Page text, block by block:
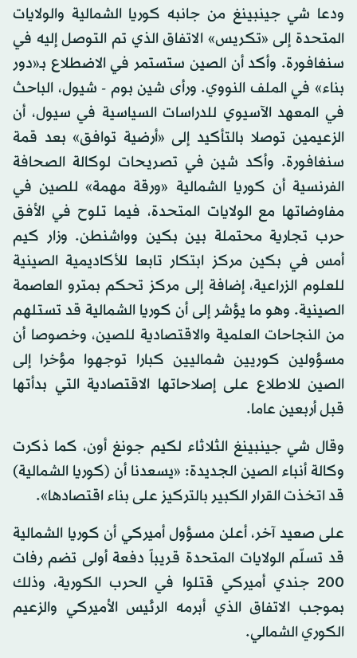
ودعا شي جينبينغ من جانبه كوريا الشمالية والولايات
المتحدة إلى «تكريس» الاتفاق الذي تم التوصل إليه في
سنغافورة. وأكد أن الصين ستستمر في الاضطلاع بـ«دور
بناء» في الملف النووي. ورأى شين بوم - شيول، الباحث
في المعهد الآسيوي للدراسات السياسية في سيول، أن
الزعيمين توصلا بالتأكيد إلى «أرضية توافق» بعد قمة
سنغافورة. وأكد شين في تصريحات لوكالة الصحافة
الفرنسية أن كوريا الشمالية «ورقة مهمة» للصين في
مفاوضاتها مع الولايات المتحدة، فيما تلوح في الأفق
حرب تجارية محتملة بين بكين وواشنطن. وزار كيم
أمس في بكين مركز ابتكار تابعا للأكاديمية الصينية
للعلوم الزراعية، إضافة إلى مركز تحكم بمترو العاصمة
الصينية. وهو ما يؤشر إلى أن كوريا الشمالية قد تستلهم
من النجاحات العلمية والاقتصادية للصين، وخصوصا أن
مسؤولين كوريين شماليين كبارا توجهوا مؤخرا إلى
الصين للاطلاع على إصلاحاتها الاقتصادية التي بدأتها
قبل أربعين عاما.
وقال شي جينبينغ الثلاثاء لكيم جونغ أون، كما ذكرت
وكالة أنباء الصين الجديدة: «يسعدنا أن (كوريا الشمالية)
قد اتخذت القرار الكبير بالتركيز على بناء اقتصادها».
على صعيد آخر، أعلن مسؤول أميركي أن كوريا الشمالية
قد تسلّم الولايات المتحدة قريباً دفعة أولى تضم رفات
200 جندي أميركي قتلوا في الحرب الكورية، وذلك
بموجب الاتفاق الذي أبرمه الرئيس الأميركي والزعيم
الكوري الشمالي.